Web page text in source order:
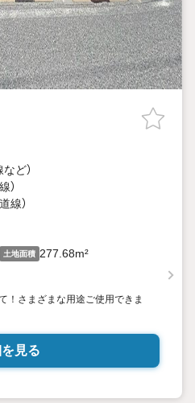
など）
）
線）
土地面積 277.68m²
！さまざまな用途ご使用できま
見る